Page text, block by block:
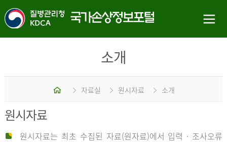
소개
홈 자료실 원시자료 소개
원시자료
원시자료는 최초 수집된 자료(원자료)에서 입력 · 조사오류